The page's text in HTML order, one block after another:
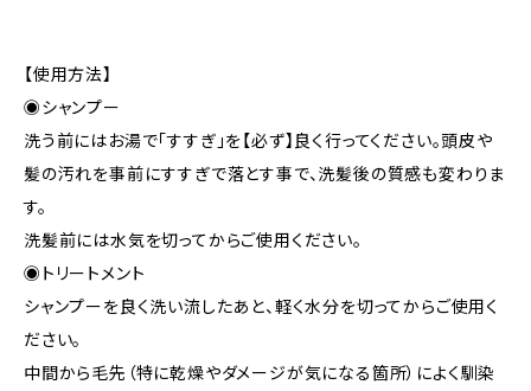
【使用方法】
◉シャンプー
洗う前にはお湯で「すすぎ」を【必ず】良く行ってください。頭皮や
髪の汚れを事前にすすぎで落とす事で、洗髪後の質感も変わりま
す。
洗髪前には水気を切ってからご使用ください。
◉トリートメント
シャンプーを良く洗い流したあと、軽く水分を切ってからご使用く
ださい。
中間から毛先（特に乾燥やダメージが気になる箇所）によく馴染